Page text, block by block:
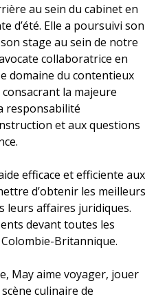
au sein du cabinet en
d’été. Elle a poursuivi son
stage au sein de notre
collaboratrice en
domaine du contentieux
la majeure
responsabilité
et aux questions
efficace et efficiente aux
d’obtenir les meilleurs
leurs affaires juridiques.
devant toutes les
Britannique.
May aime voyager, jouer
culinaire de